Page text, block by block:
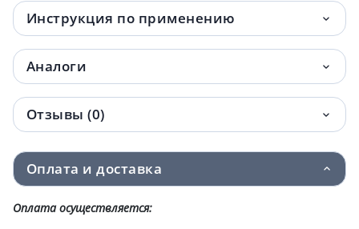
Инструкция по применению
Аналоги
Отзывы (0)
Оплата и доставка
Оплата осуществляется: